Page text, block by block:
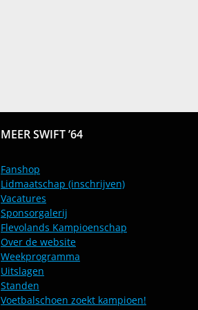
MEER SWIFT ’64
Fanshop
Lidmaatschap (inschrijven)
Vacatures
Sponsorgalerij
Flevolands Kampioenschap
Over de website
Weekprogramma
Uitslagen
Standen
Voetbalschoen zoekt kampioen!